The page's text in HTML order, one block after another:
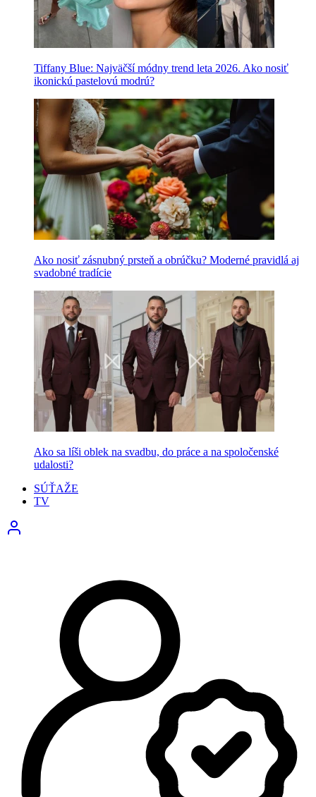
Tiffany Blue: Najväčší módny trend leta 2026. Ako nosiť
ikonickú pastelovú modrú?
Ako nosiť zásnubný prsteň a obrúčku? Moderné pravidlá aj
svadobné tradície
Ako sa líši oblek na svadbu, do práce a na spoločenské
udalosti?
SÚŤAŽE
TV